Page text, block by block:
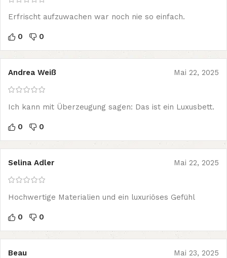
Erfrischt aufzuwachen war noch nie so einfach.
0 0
Andrea Weiß Mai 22, 2025
Ich kann mit Überzeugung sagen: Das ist ein Luxusbett.
0 0
Selina Adler Mai 22, 2025
Hochwertige Materialien und ein luxuriöses Gefühl
0 0
Beau Mai 23, 2025